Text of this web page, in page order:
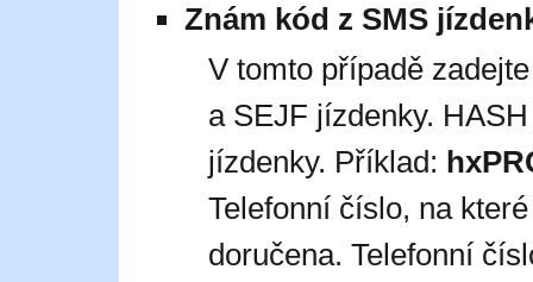
Znám kód z SMS
V tomto případě
a SEJF jízdenky.
jízdenky. Příklad:
Telefonní číslo, na
doručena. Telefonní